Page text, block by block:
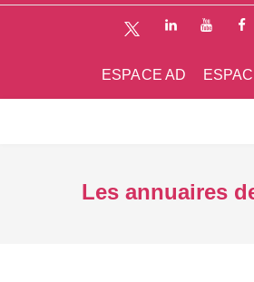
ESPACE AD
Les annuaires